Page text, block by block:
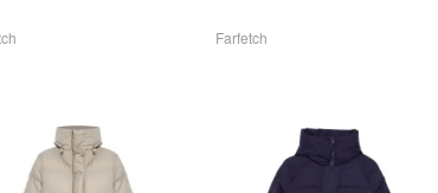
Farfetch